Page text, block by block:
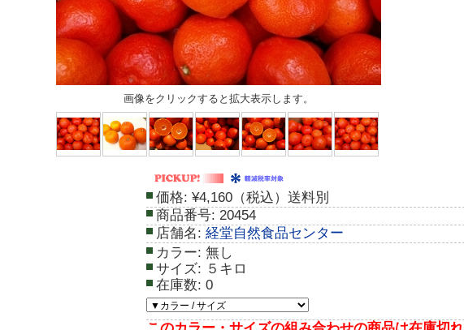
画像をクリックすると拡大表示します。
価格: ¥4,160（税込）送料別
商品番号: 20454
店舗名: 経堂自然食品センター
カラー: 無し
サイズ: ５キロ
在庫数: 0